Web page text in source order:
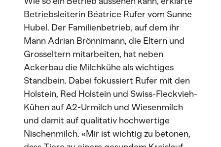
Betriebsleiterin Béatrice Rufer vom Sunne
Hubel. Der Familienbetrieb, auf dem ihr
Mann Adrian Brönnimann, die Eltern und
Grosseltern mitarbeiten, hat neben
Ackerbau die Milchkühe als wichtiges
Standbein. Dabei fokussiert Rufer mit den
Holstein, Red Holstein und Swiss-Fleckvieh-
Kühen auf A2-Urmilch und Wiesenmilch
und damit auf qualitativ hochwertige
Nischenmilch. «Mir ist wichtig zu betonen,